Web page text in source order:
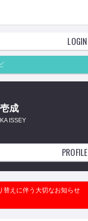
LOGIN
成
ISSEY
PROFILE
替えに伴う大切なお知らせ